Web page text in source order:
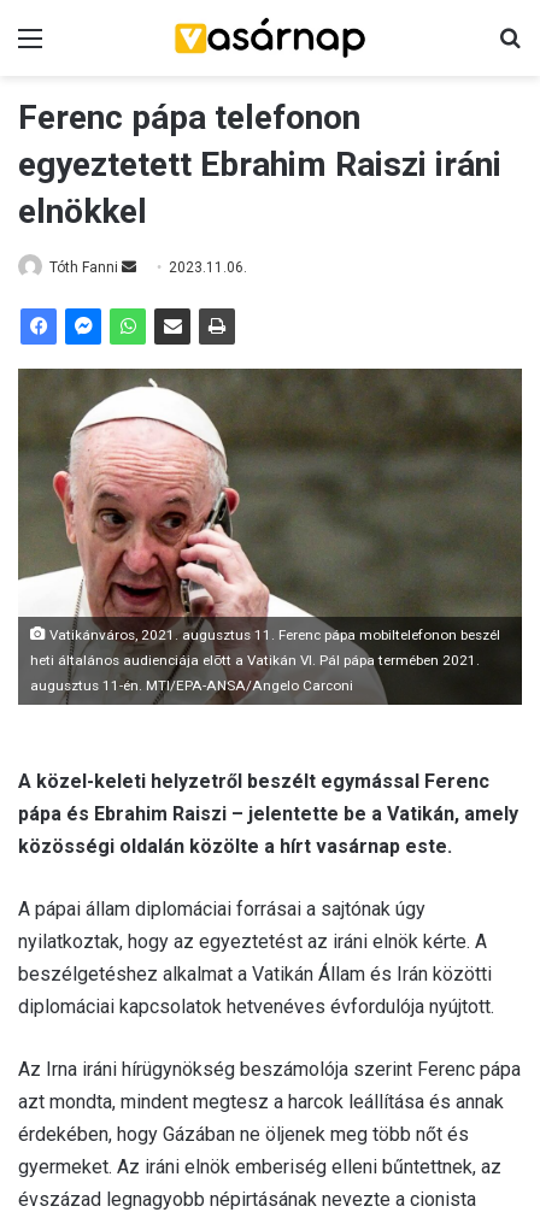
Ferenc pápa telefonon
egyeztetett Ebrahim Raiszi iráni
elnökkel
Tóth Fanni
a
n
m
i
l
2023.11.06.
Vatikánváros, 2021. augusztus 11. Ferenc pápa mobiltelefonon beszél
heti általános audienciája elõtt a Vatikán VI. Pál pápa termében 2021.
augusztus 11-én. MTI/EPA-ANSA/Angelo Carconi
A közel-keleti helyzetről beszélt egymással Ferenc
pápa és Ebrahim Raiszi – jelentette be a Vatikán, amely
közösségi oldalán közölte a hírt vasárnap este.
A pápai állam diplomáciai forrásai a sajtónak úgy
nyilatkoztak, hogy az egyeztetést az iráni elnök kérte. A
beszélgetéshez alkalmat a Vatikán Állam és Irán közötti
diplomáciai kapcsolatok hetvenéves évfordulója nyújtott.
Az Irna iráni hírügynökség beszámolója szerint Ferenc pápa
azt mondta, mindent megtesz a harcok leállítása és annak
érdekében, hogy Gázában ne öljenek meg több nőt és
gyermeket. Az iráni elnök emberiség elleni bűntettnek, az
évszázad legnagyobb népirtásának nevezte a cionista